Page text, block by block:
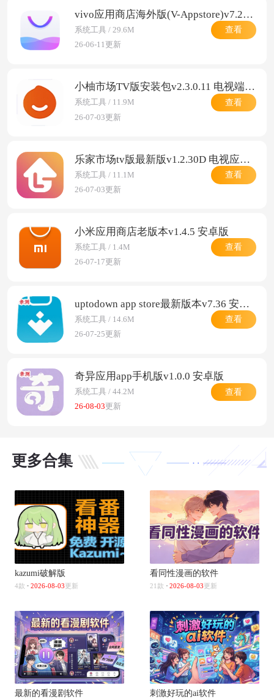
vivo应用商店海外版(V-Appstore)v7.28.4.2 安卓版
系统工具 / 29.6M
26-06-11更新
查看
小柚市场TV版安装包v2.3.0.11 电视端应用商店
系统工具 / 11.9M
26-07-03更新
查看
乐家市场tv版最新版v1.2.30D 电视应用分发平台
系统工具 / 11.1M
26-07-03更新
查看
小米应用商店老版本v1.4.5 安卓版
系统工具 / 1.4M
26-07-17更新
查看
uptodown app store最新版本v7.36 安卓版
系统工具 / 14.6M
26-07-25更新
查看
奇异应用app手机版v1.0.0 安卓版
系统工具 / 44.2M
26-08-03更新
查看
更多合集
kazumi破解版
4款 2026-08-03 更新
看同性漫画的软件
21款 2026-08-03 更新
最新的看漫剧软件 刺激好玩的ai软件